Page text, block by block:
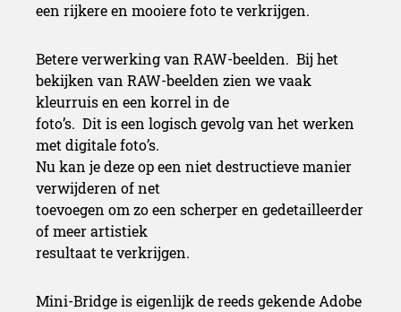
een rijkere en mooiere foto te verkrijgen.
Betere verwerking van RAW-beelden. Bij het
bekijken van RAW-beelden zien we vaak
kleurruis en een korrel in de
foto’s. Dit is een logisch gevolg van het werken
met digitale foto’s.
Nu kan je deze op een niet destructieve manier
verwijderen of net
toevoegen om zo een scherper en gedetailleerder
of meer artistiek
resultaat te verkrijgen.
Mini-Bridge is eigenlijk de reeds gekende Adobe